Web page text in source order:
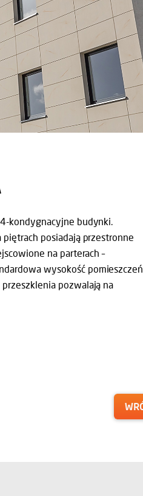
kondygnacyjne budynki.
posiadają przestronne
na parterach –
wysokość pomieszczeń
pozwalają na